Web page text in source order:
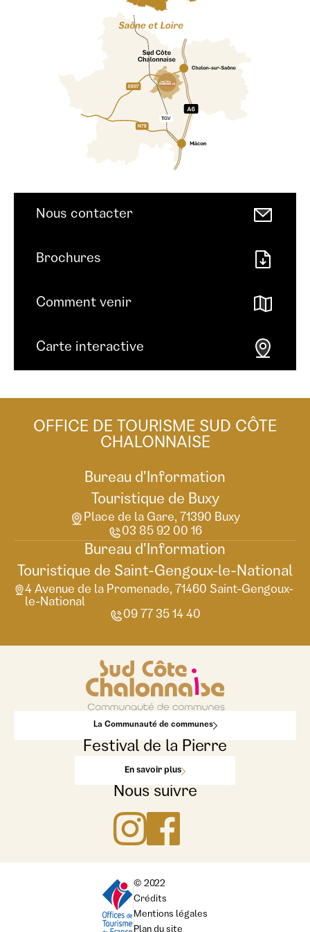
Nous contacter
Brochures
Comment venir
Carte interactive
OFFICE DE TOURISME SUD CÔTE
CHALONNAISE
Bureau d'Information
Touristique de Buxy
Place de la Gare, 71390 Buxy
03 85 92 00 16
Bureau d'Information
Touristique de Saint-Gengoux-le-National
4 Avenue de la Promenade, 71460 Saint-Gengoux-
le-National
09 77 35 14 40
La Communauté de communes
Festival de la Pierre
En savoir plus
Nous suivre
© 2022
Crédits
Mentions légales
Plan du site